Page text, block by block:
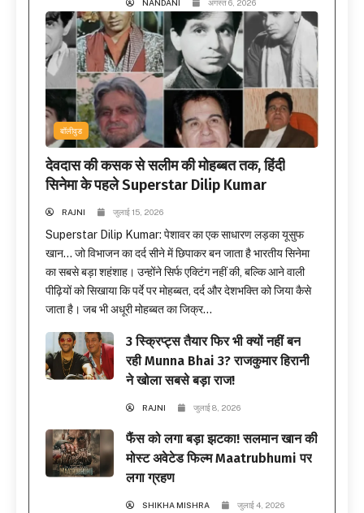
NANDANI अगस्त 6, 2026
बॉलीवुड
देवदास की कसक से सलीम की मोहब्बत तक, हिंदी
सिनेमा के पहले Superstar Dilip Kumar
RAJNI जुलाई 15, 2026
Superstar Dilip Kumar: पेशावर का एक साधारण लड़का यूसुफ
खान… जो विभाजन का दर्द सीने में छिपाकर बन जाता है भारतीय सिनेमा
का सबसे बड़ा शहंशाह। उन्होंने सिर्फ एक्टिंग नहीं की, बल्कि आने वाली
पीढ़ियों को सिखाया कि पर्दे पर मोहब्बत, दर्द और देशभक्ति को जिया कैसे
जाता है। जब भी अधूरी मोहब्बत का जिक्र...
3 स्क्रिप्ट्स तैयार फिर भी क्यों नहीं बन
रही Munna Bhai 3? राजकुमार हिरानी
ने खोला सबसे बड़ा राज!
RAJNI जुलाई 8, 2026
फैंस को लगा बड़ा झटका! सलमान खान की
मोस्ट अवेटेड फिल्म Maatrubhumi पर
लगा ग्रहण
SHIKHA MISHRA जुलाई 4, 2026